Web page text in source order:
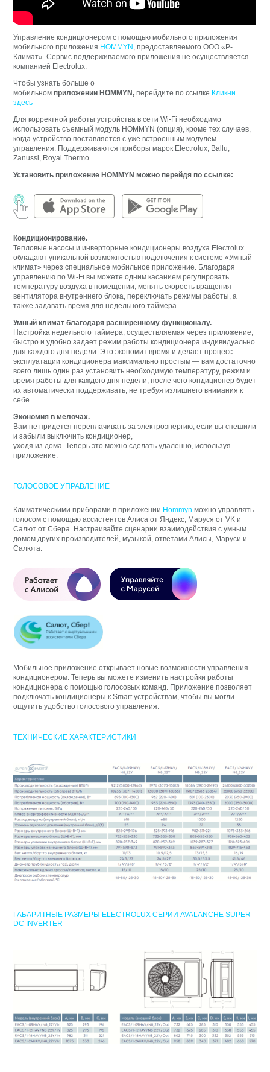
Управление кондиционером с помощью мобильного приложения
мобильного приложения HOMMYN , предоставляемого ООО «Р-
Климат». Сервис поддерживаемого приложения не осуществляется
компанией Electrolux.
Чтобы узнать больше о
мобильномприложении HOMMYN, перейдите по ссылке Кликни
здесь
Для корректной работы устройства в сети Wi-Fi необходимо
использовать съемный модуль HOMMYN (опция), кроме тех случаев,
когда устройство поставляется с уже встроенным модулем
управления. Поддерживаются приборы марок Electrolux, Ballu,
Zanussi, Royal Thermo.
Установить приложение HOMMYN можно перейдя по ссылке:
Кондиционирование.
Тепловые насосы и инверторные кондиционеры воздуха Electrolux
обладают уникальной возможностью подключения к системе «Умный
климат» через специальное мобильное приложение. Благодаря
управлению по Wi-Fi вы можете одним касанием регулировать
температуру воздуха в помещении, менять скорость вращения
вентилятора внутреннего блока, переключать режимы работы, а
также задавать время для недельного таймера.
Умный климат благодаря расширенному функционалу.
Настройка недельного таймера, осуществляемая через приложение,
быстро и удобно задает режим работы кондиционера индивидуально
для каждого дня недели. Это экономит время и делает процесс
эксплуатации кондиционера максимально простым — вам достаточно
всего лишь один раз установить необходимую температуру, режим и
время работы для каждого дня недели, после чего кондиционер будет
их автоматически поддерживать, не требуя излишнего внимания к
себе.
Экономия в мелочах.
Вам не придется переплачивать за электроэнергию, если вы спешили
и забыли выключить кондиционер,
уходя из дома. Теперь это можно сделать удаленно, используя
приложение.
ГОЛОСОВОЕ УПРАВЛЕНИЕ
Климатическими приборами в приложении Hommyn можно управлять
голосом с помощью ассистентов Алиса от Яндекс, Маруся от VK и
Салют от Сбера. Настраивайте сценарии взаимодействия с умным
домом других производителей, музыкой, ответами Алисы, Маруси и
Салюта.
Мобильное приложение открывает новые возможности управления
кондиционером. Теперь вы можете изменить настройки работы
кондиционера с помощью голосовых команд. Приложение позволяет
подключать кондиционеры к Smart устройствам, чтобы вы могли
ощутить удобство голосового управления.
ТЕХНИЧЕСКИЕ ХАРАКТЕРИСТИКИ
ГАБАРИТНЫЕ РАЗМЕРЫ ELECTROLUX СЕРИИ AVALANCHE SUPER
DC INVERTER